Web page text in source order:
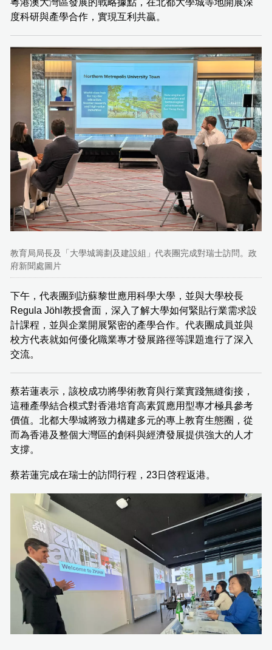
度科研與產學合作，實現互利共贏。
教育局局長及「大學城籌劃及建設組」代表團完成對瑞士訪問。政
府新聞處圖片
下午，代表團到訪蘇黎世應用科學大學，並與大學校長
Regula Jöhl教授會面，深入了解大學如何緊貼行業需求設
計課程，並與企業開展緊密的產學合作。代表團成員並與
校方代表就如何優化職業專才發展路徑等課題進行了深入
交流。
蔡若蓮表示，該校成功將學術教育與行業實踐無縫銜接，
這種產學結合模式對香港培育高素質應用型專才極具參考
價值。北都大學城將致力構建多元的專上教育生態圈，從
而為香港及整個大灣區的創科與經濟發展提供強大的人才
支撐。
蔡若蓮完成在瑞士的訪問行程，23日啓程返港。